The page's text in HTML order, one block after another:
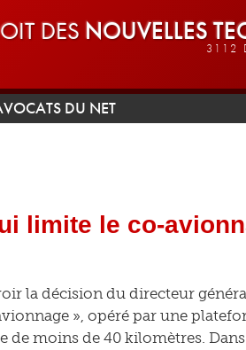
DES NOUVELLES
3112
DU NET
limite le co-
la décision du directeur
», opéré par une
moins de 40 kilomètres. Dans